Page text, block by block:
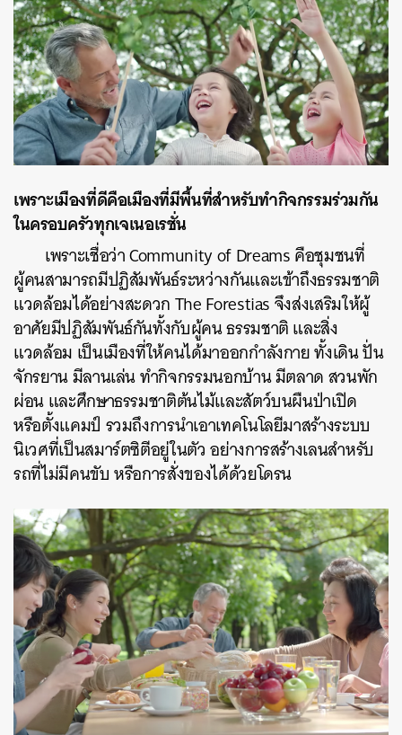
เพราะเมืองที่ดีคือเมืองที่มีพื้นที่สำหรับทำกิจกรรมร่วมกัน
ในครอบครัวทุกเจเนอเรชั่น
เพราะเชื่อว่า Community of Dreams คือชุมชนที่
ผู้คนสามารถมีปฏิสัมพันธ์ระหว่างกันและเข้าถึงธรรมชาติ
แวดล้อมได้อย่างสะดวก The Forestias จึงส่งเสริมให้ผู้
อาศัยมีปฏิสัมพันธ์กันทั้งกับผู้คน ธรรมชาติ และสิ่ง
แวดล้อม เป็นเมืองที่ให้คนได้มาออกกำลังกาย ทั้งเดิน ปั่น
จักรยาน มีลานเล่น ทำกิจกรรมนอกบ้าน มีตลาด สวนพัก
ผ่อน และศึกษาธรรมชาติต้นไม้และสัตว์บนผืนป่าเปิด
หรือตั้งแคมป์ รวมถึงการนำเอาเทคโนโลยีมาสร้างระบบ
นิเวศที่เป็นสมาร์ตซิตีอยู่ในตัว อย่างการสร้างเลนสำหรับ
รถที่ไม่มีคนขับ หรือการสั่งของได้ด้วยโดรน
SHARE TWEET LINE EMAIL